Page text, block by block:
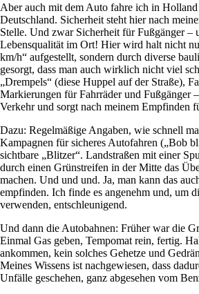
Aber auch mit dem Auto fahre ich in
Deutschland. Sicherheit steht hier nach
Stelle. Und zwar Sicherheit für Fußgänger –
Lebensqualität im Ort! Hier wird halt nicht
km/h“ aufgestellt, sondern durch diverse
gesorgt, dass man auch wirklich nicht viel
„Drempels“ (diese Huppel auf der Straße),
Markierungen für Fahrräder und Fußgänger
Verkehr und sorgt nach meinem Empfinden
Dazu: Regelmäßige Angaben, wie schnell
Kampagnen für sicheres Autofahren („Bob
sichtbare „Blitzer“. Landstraßen mit einer
durch einen Grünstreifen in der Mitte das
machen. Und und und. Ja, man kann das
empfinden. Ich finde es angenehm und, um
verwenden, entschleunigend.
Und dann die Autobahnen: Früher war die
Einmal Gas geben, Tempomat rein, fertig.
ankommen, kein solches Gehetze und
Meines Wissens ist nachgewiesen, dass
Unfälle geschehen, ganz abgesehen vom